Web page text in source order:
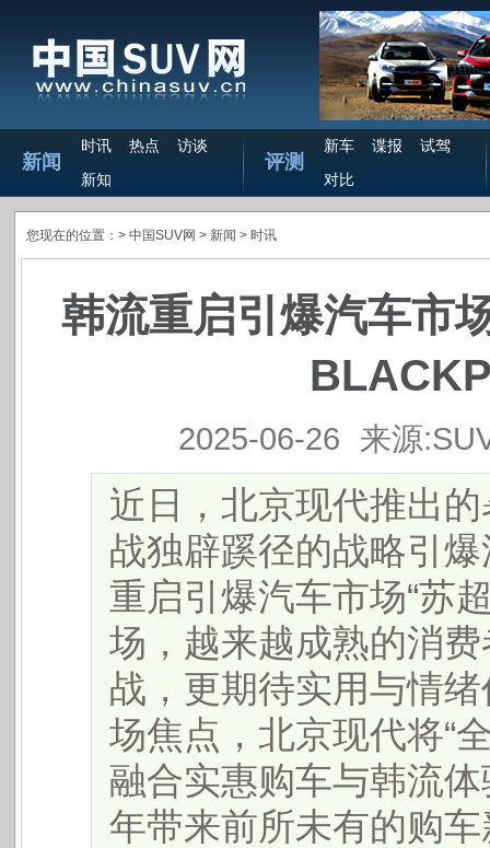
新闻
时讯 热点
访谈
新知
评测
新车 谍报
试驾
对比
您现在的位置：> 中国SUV网 > 新闻 > 时讯
韩流重启引爆汽车市
2025-06-26 来源
近日，北京现代推出
战独辟蹊径的战略引
重启引爆汽车市场“苏
场，越来越成熟的消
战，更期待实用与情
场焦点，北京现代将“
融合实惠购车与韩流
年带来前所未有的购